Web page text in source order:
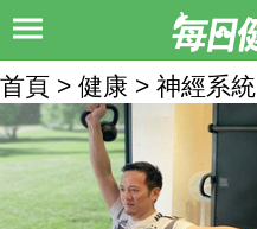
首頁 > 健康 > 神經系統